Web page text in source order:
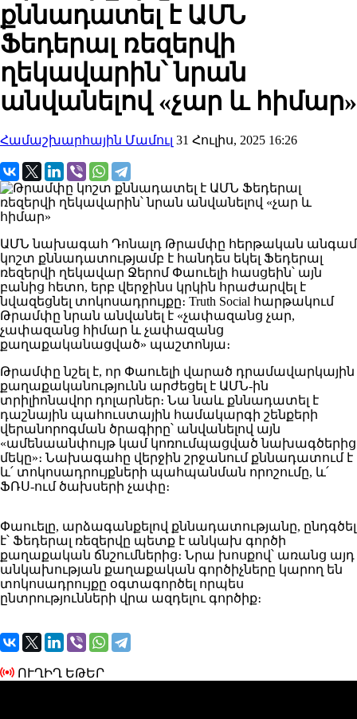
քննադատել է ԱՄՆ
Ֆեդերալ ռեզերվի
ղեկավարին՝ նրան
անվանելով «չար և հիմար»
Համաշխարհային Մամուլ 31 Հուլիս, 2025 16:26
ԱՄՆ նախագահ Դոնալդ Թրամփը հերթական անգամ
կոշտ քննադատությամբ է հանդես եկել Ֆեդերալ
ռեզերվի ղեկավար Ջերոմ Փաուելի հասցեին՝ այն
բանից հետո, երբ վերջինս կրկին հրաժարվել է
նվազեցնել տոկոսադրույքը։ Truth Social հարթակում
Թրամփը նրան անվանել է «չափազանց չար,
չափազանց հիմար և չափազանց
քաղաքականացված» պաշտոնյա։
Թրամփը նշել է, որ Փաուելի վարած դրամավարկային
քաղաքականությունն արժեցել է ԱՄՆ-ին
տրիլիոնավոր դոլարներ։ Նա նաև քննադատել է
դաշնային պահուստային համակարգի շենքերի
վերանորոգման ծրագիրը՝ անվանելով այն
«ամենաանփույթ կամ կոռումպացված նախագծերից
մեկը»։ Նախագահը վերջին շրջանում քննադատում է
և՛ տոկոսադրույքների պահպանման որոշումը, և՛
ՖՌՍ-ում ծախսերի չափը։
Փաուելը, արձագանքելով քննադատությանը, ընդգծել
է՝ Ֆեդերալ ռեզերվը պետք է անկախ գործի
քաղաքական ճնշումներից։ Նրա խոսքով՝ առանց այդ
անկախության քաղաքական գործիչները կարող են
տոկոսադրույքը օգտագործել որպես
ընտրությունների վրա ազդելու գործիք։
ՈՒՂԻՂ ԵԹԵՐ